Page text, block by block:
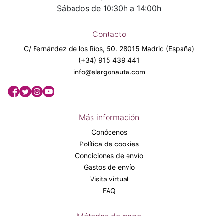
Sábados de 10:30h a 14:00h
Contacto
C/ Fernández de los Ríos, 50. 28015 Madrid (España)
(+34) 915 439 441
info@elargonauta.com
Más información
Conócenos
Política de cookies
Condiciones de envío
Gastos de envío
Visita virtual
FAQ